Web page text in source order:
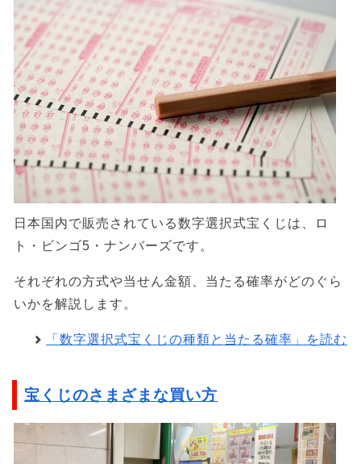
日本国内で販売されている数字選択式宝くじは、ロ
ト・ビンゴ5・ナンバーズです。
それぞれの方式や当せん金額、当たる確率がどのぐら
いかを解説します。
「数字選択式宝くじの種類と当たる確率」を読む
宝くじのさまざまな買い方